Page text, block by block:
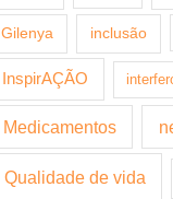
Gilenya inclusão
InspirAÇÃO
Medicamentos
Qualidade de vida